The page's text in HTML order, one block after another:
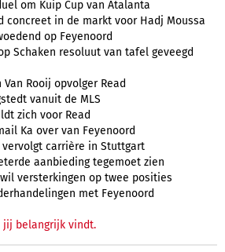
om Kuip Cup van Atalanta
concreet in de markt voor Hadj Moussa
op Feyenoord
Schaken resoluut van tafel geveegd
Rooij opvolger Read
vanuit de MLS
zich voor Read
Ka over van Feyenoord
vervolgt carrière in Stuttgart
aanbieding tegemoet zien
versterkingen op twee posities
met Feyenoord
jij belangrijk vindt.